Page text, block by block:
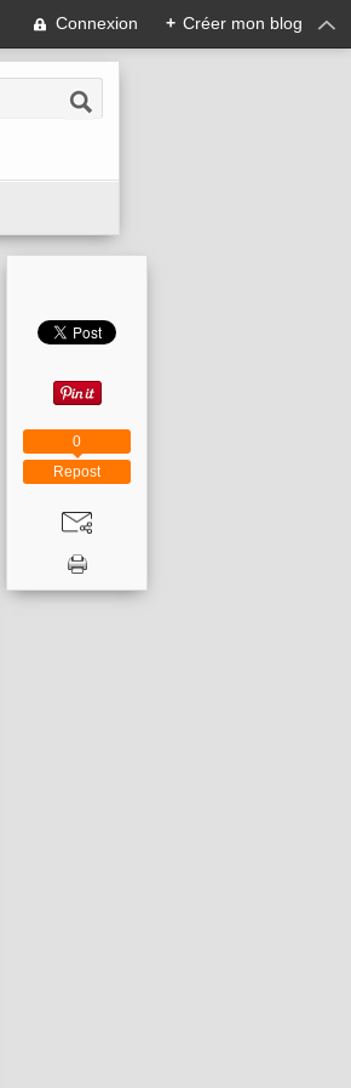
Connexion + Créer mon blog
Repost
0